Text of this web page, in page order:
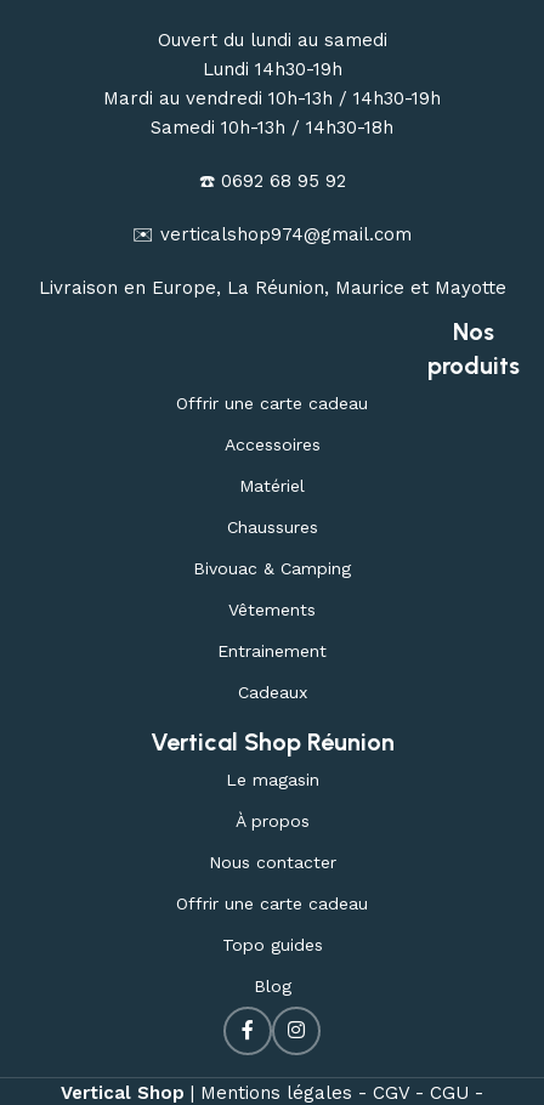
Ouvert du lundi au samedi
Lundi 14h30-19h
Mardi au vendredi 10h-13h / 14h30-19h
Samedi 10h-13h / 14h30-18h
☎️ 0692 68 95 92
✉️ verticalshop974@gmail.com
Livraison en Europe, La Réunion, Maurice et Mayotte
Nos
produits
Offrir une carte cadeau
Accessoires
Matériel
Chaussures
Bivouac & Camping
Vêtements
Entrainement
Cadeaux
Vertical Shop Réunion
Le magasin
À propos
Nous contacter
Offrir une carte cadeau
Topo guides
Blog
Vertical Shop Mentions légales - CGV - CGU -